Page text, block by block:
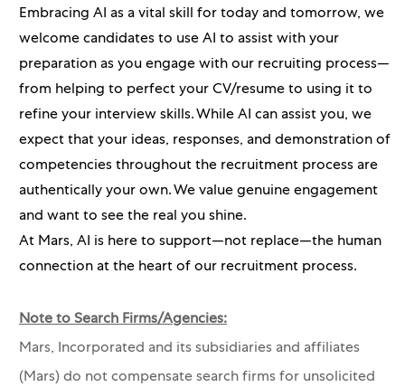
Embracing AI as a vital skill for today and tomorrow, we
welcome candidates to use AI to assist with your
preparation as you engage with our recruiting process—
from helping to perfect your CV/resume to using it to
refine your interview skills. While AI can assist you, we
expect that your ideas, responses, and demonstration of
competencies throughout the recruitment process are
authentically your own. We value genuine engagement
and want to see the real you shine.
At Mars, AI is here to support—not replace—the human
connection at the heart of our recruitment process.
Note to Search Firms/Agencies:
Mars, Incorporated and its subsidiaries and affiliates
(Mars) do not compensate search firms for unsolicited